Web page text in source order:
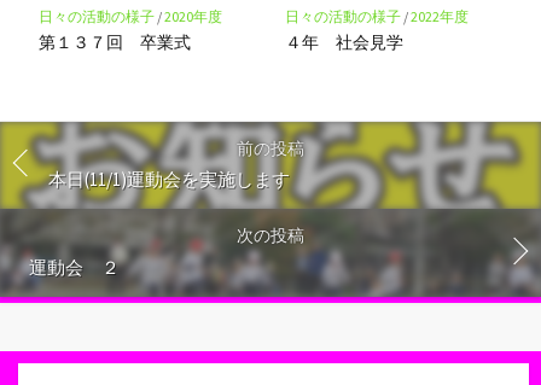
日々の活動の様子/2020年度
第１３７回 卒業式
日々の活動の様子/2022年度
４年 社会見学
前の投稿
本日(11/1)運動会を実施します
次の投稿
運動会 ２